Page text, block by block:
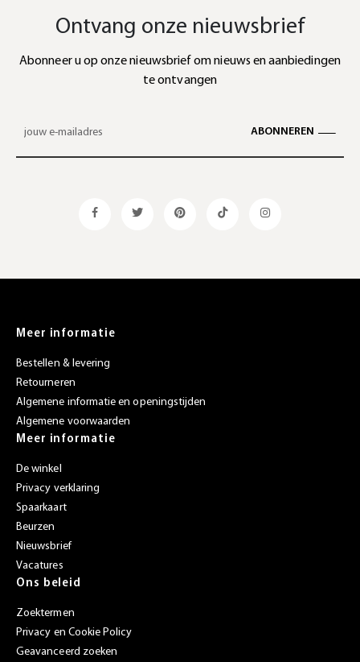
Ontvang onze nieuwsbrief
Abonneer u op onze nieuwsbrief om nieuws en aanbiedingen
te ontvangen
ABONNEREN
Meer informatie
Bestellen & levering
Retourneren
Algemene informatie en openingstijden
Algemene voorwaarden
Meer informatie
De winkel
Privacy verklaring
Spaarkaart
Beurzen
Nieuwsbrief
Vacatures
Ons beleid
Zoektermen
Privacy en Cookie Policy
Geavanceerd zoeken